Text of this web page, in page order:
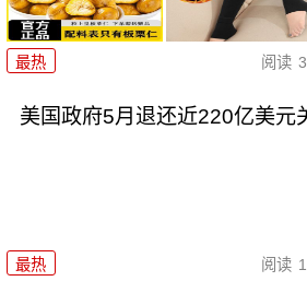
最热 阅读
美国政府5月退还近220亿美元
最热 阅读